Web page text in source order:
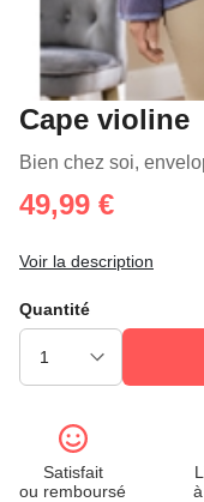
Cape violine
Bien chez soi,
49,99 €
Voir la description
Quantité
Satisfait
ou remboursé